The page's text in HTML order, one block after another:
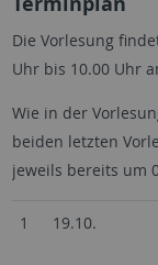
Die Vorlesung
Uhr bis 10.00 Uhr
Wie in der
beiden letzten
jeweils bereits um
1 19.10.